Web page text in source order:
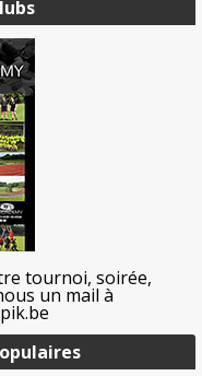
tournoi, soirée,
un mail à